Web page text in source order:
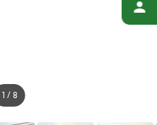
1 / 8